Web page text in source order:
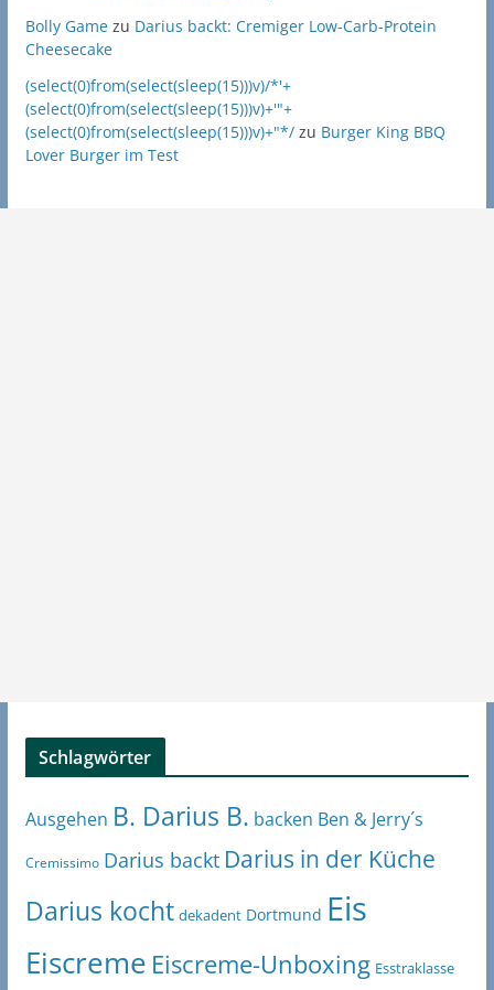
Bolly Gamezu Darius backt: Cremiger Low-Carb-Protein
Cheesecake
(select(0)from(select(sleep(15)))v)/*'+
(select(0)from(select(sleep(15)))v)+'"+
(select(0)from(select(sleep(15)))v)+"*/zu Burger King BBQ
Lover Burger im Test
Schlagwörter
Ausgehen B. Darius B. backen Ben & Jerry´s
Cremissimo Darius backt Darius in der Küche
Darius kocht dekadent Dortmund Eis
Eiscreme Eiscreme-Unboxing Esstraklasse